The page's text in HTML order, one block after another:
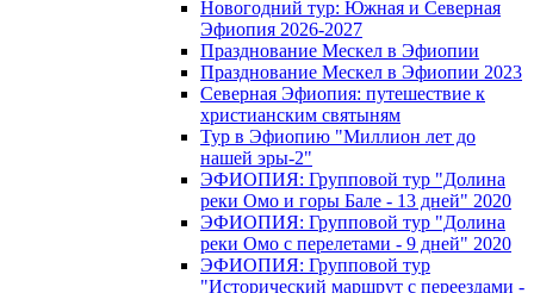
Новогодний тур: Южная и Северная
Эфиопия 2026-2027
Празднование Мескел в Эфиопии
Празднование Мескел в Эфиопии 2023
Северная Эфиопия: путешествие к
христианским святыням
Тур в Эфиопию "Миллион лет до
нашей эры-2"
ЭФИОПИЯ: Групповой тур "Долина
реки Омо и горы Бале - 13 дней" 2020
ЭФИОПИЯ: Групповой тур "Долина
реки Омо с перелетами - 9 дней" 2020
ЭФИОПИЯ: Групповой тур
"Исторический маршрут с переездами -